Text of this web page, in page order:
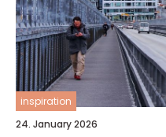
inspiration
24. January 2026